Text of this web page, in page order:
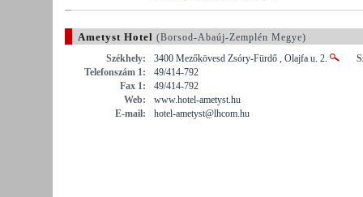
Ametyst Hotel (Borsod-Abaúj-Zemplén Megye)
Székhely:
3400 Mezőkövesd Zsóry-Fürdő , Olajfa u. 2.
Telefonszám 1:
49/414-792
Fax 1:
49/414-792
Web:
www.hotel-ametyst.hu
E-mail:
hotel-ametyst@lhcom.hu